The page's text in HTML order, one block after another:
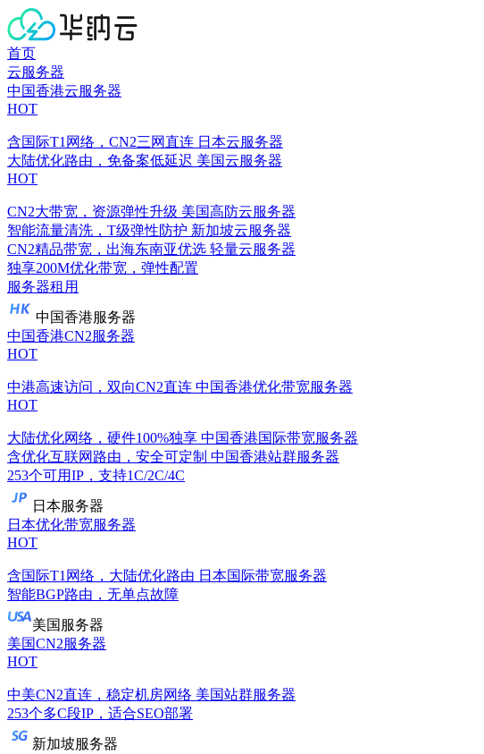
首页
云服务器
中国香港云服务器
HOT
含国际T1网络，CN2三网直连 日本云服务器
大陆优化路由，免备案低延迟 美国云服务器
HOT
CN2大带宽，资源弹性升级 美国高防云服务器
智能流量清洗，T级弹性防护 新加坡云服务器
CN2精品带宽，出海东南亚优选 轻量云服务器
独享200M优化带宽，弹性配置
服务器租用
中国香港服务器
中国香港CN2服务器
HOT
中港高速访问，双向CN2直连 中国香港优化带宽服务器
HOT
大陆优化网络，硬件100%独享 中国香港国际带宽服务器
含优化互联网路由，安全可定制 中国香港站群服务器
253个可用IP，支持1C/2C/4C
日本服务器
日本优化带宽服务器
HOT
含国际T1网络，大陆优化路由 日本国际带宽服务器
智能BGP路由，无单点故障
美国服务器
美国CN2服务器
HOT
中美CN2直连，稳定机房网络 美国站群服务器
253个多C段IP，适合SEO部署
新加坡服务器